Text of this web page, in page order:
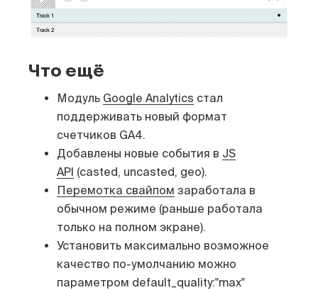
Что ещё
Модуль Google Analytics стал
поддерживать новый формат
счетчиков GA4.
Добавлены новые события в JS
API (casted, uncasted, geo).
Перемотка свайпом заработала в
обычном режиме (раньше работала
только на полном экране).
Установить максимально возможное
качество по-умолчанию можно
параметром default_quality:"max"